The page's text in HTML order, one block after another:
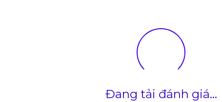
Đang tải đánh giá...